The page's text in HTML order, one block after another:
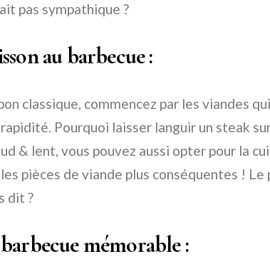
pas sympathique ?
au barbecue :
classique, commencez par les viandes qui
Pourquoi laisser languir un steak
& lent, vous pouvez aussi opter pour la
pièces de viande plus conséquentes ! Le
dit ?
mémorable :